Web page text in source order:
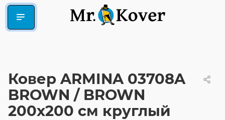
Ковер ARMINA 03708A
BROWN / BROWN
200x200 см круглый